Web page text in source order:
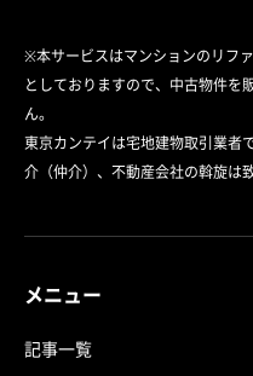
※本サービスはマンションのリフ
としておりますので、中古物件を
ん。
東京カンテイは宅地建物取引業者
介（仲介）、不動産会社の斡旋は
メニュー
記事一覧